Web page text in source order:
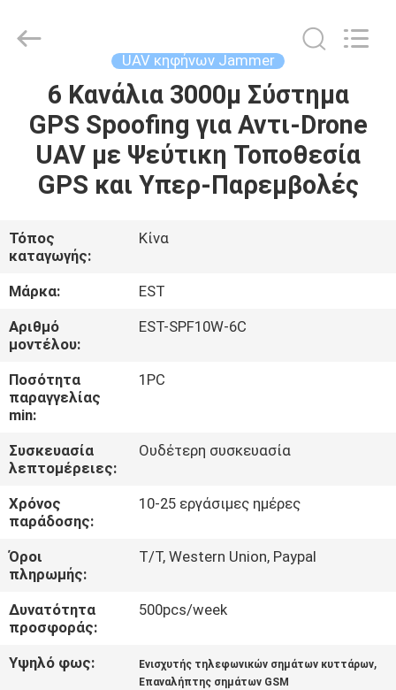
ΣΠΊΤΙ
ΠΡΟΪΌΝΤΑ
ΠΕΡΊΠΟΥ
ΕΜΕΊΣ
ΞΕΝΆΓΗΣΗ
ΣΤΟ
ΕΡΓΟΣΤΆΣΙΟ
ΠΟΙΟΤΙΚΌΣ
ΈΛΕΓΧΟΣ
ΜΑΣ
ΕΛΆΤΕ
ΣΕ
ΕΠΑΦΉ
ΜΕ
ELECTRONICS(HK)
CO.,LTD.
UAV κηφήνων Jammer
6 Κανάλια 3000μ Σύστημα
GPS Spoofing για Αντι-Drone
UAV με Ψεύτικη Τοποθεσία
GPS και Υπερ-Παρεμβολές
Τόπος
καταγωγής:
Κίνα
Μάρκα:
EST
Αριθμό
μοντέλου:
EST-SPF10W-6C
Ποσότητα
παραγγελίας
min:
1PC
Συσκευασία
λεπτομέρειες:
Ουδέτερη συσκευασία
Χρόνος
παράδοσης:
10-25 εργάσιμες ημέρες
Όροι
πληρωμής:
T/T, Western Union, Paypal
Δυνατότητα
προσφοράς:
500pcs/week
Υψηλό φως: Ενισχυτής τηλεφωνικών σημάτων κυττάρων,
Επαναλήπτης σημάτων GSM